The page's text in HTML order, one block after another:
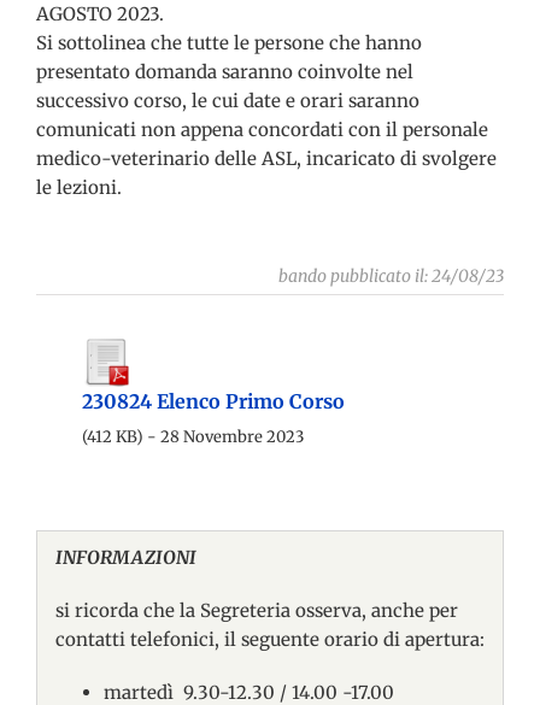
AGOSTO 2023.
Si sottolinea che tutte le persone che hanno
presentato domanda saranno coinvolte nel
successivo corso, le cui date e orari saranno
comunicati non appena concordati con il personale
medico-veterinario delle ASL, incaricato di svolgere
le lezioni.
bando pubblicato il: 24/08/23
230824 Elenco Primo Corso
(412 KB) - 28 Novembre 2023
INFORMAZIONI
si ricorda che la Segreteria osserva, anche per
contatti telefonici, il seguente orario di apertura:
martedì 9.30-12.30 / 14.00 -17.00